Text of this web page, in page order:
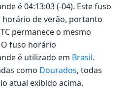
é 04:13:03 (-04). Este fuso
de verão, portanto
permanece o mesmo
fuso horário
é utilizado em Brasil.
como Dourados, todas
atual exibido acima.